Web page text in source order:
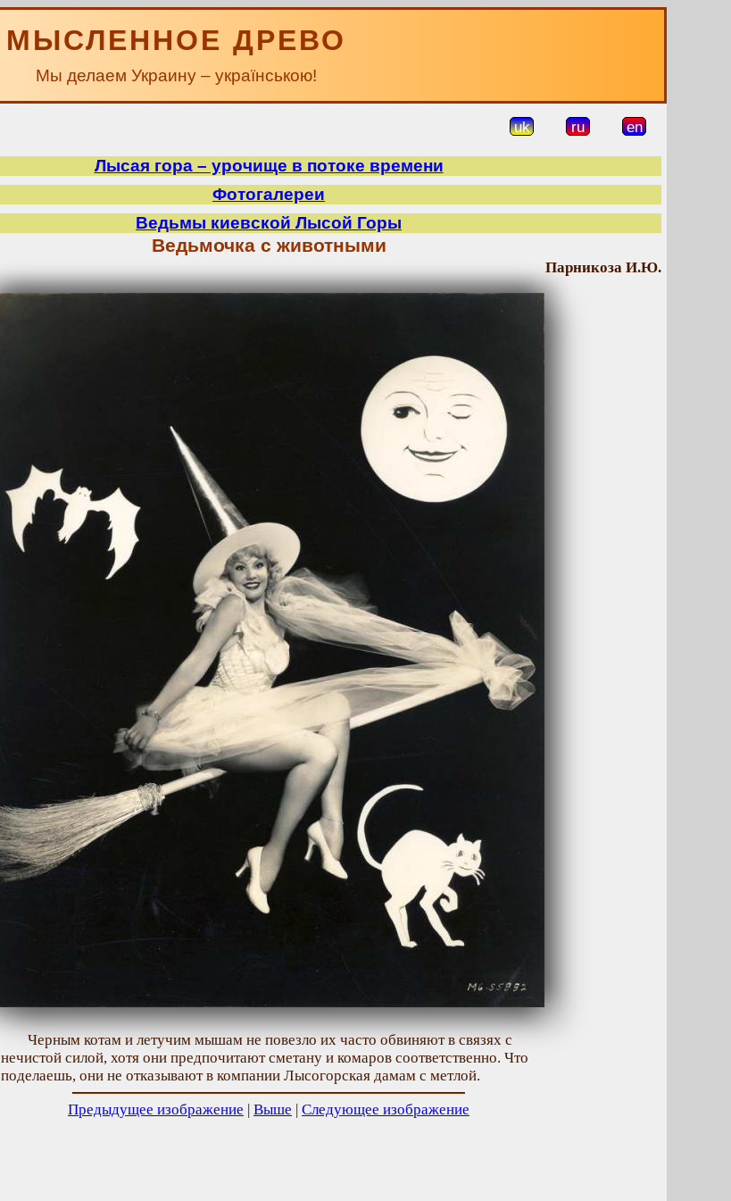
МЫСЛЕННОЕ ДРЕВО
Мы делаем Украину – українською!
uk ru en
Лысая гора – урочище в потоке времени
Фотогалереи
Ведьмы киевской Лысой Горы
Ведьмочка с животными
Парникоза И.Ю.
Черным котам и летучим мышам не повезло их часто обвиняют в связях с
нечистой силой, хотя они предпочитают сметану и комаров соответственно. Что
поделаешь, они не отказывают в компании Лысогорская дамам с метлой.
Предыдущее изображение | Выше | Следующее изображение